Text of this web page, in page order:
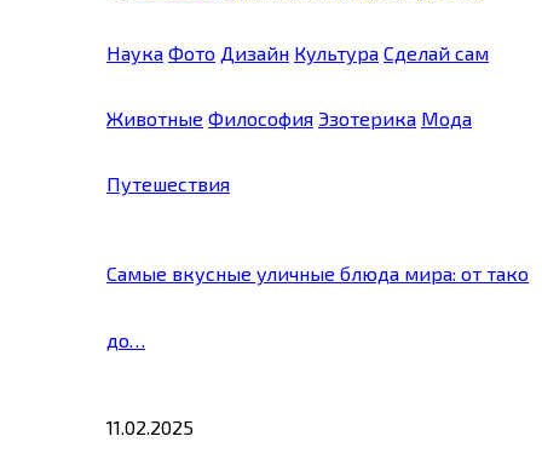
Наука Фото Дизайн Культура Сделай сам
Животные Философия Эзотерика Мода
Путешествия
Самые вкусные уличные блюда мира: от тако
до…
11.02.2025